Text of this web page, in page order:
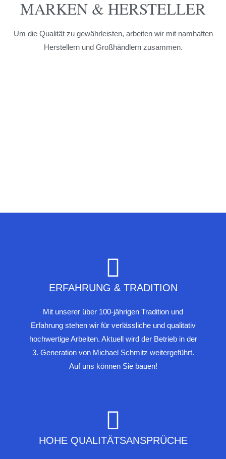
MARKEN & HERSTELLER
Um die Qualität zu gewährleisten, arbeiten wir mit namhaften
Herstellern und Großhändlern zusammen.
ERFAHRUNG & TRADITION
Mit unserer über 100-jährigen Tradition und
Erfahrung stehen wir für verlässliche und qualitativ
hochwertige Arbeiten. Aktuell wird der Betrieb in der
3. Generation von Michael Schmitz weitergeführt.
Auf uns können Sie bauen!
HOHE QUALITÄTSANSPRÜCHE